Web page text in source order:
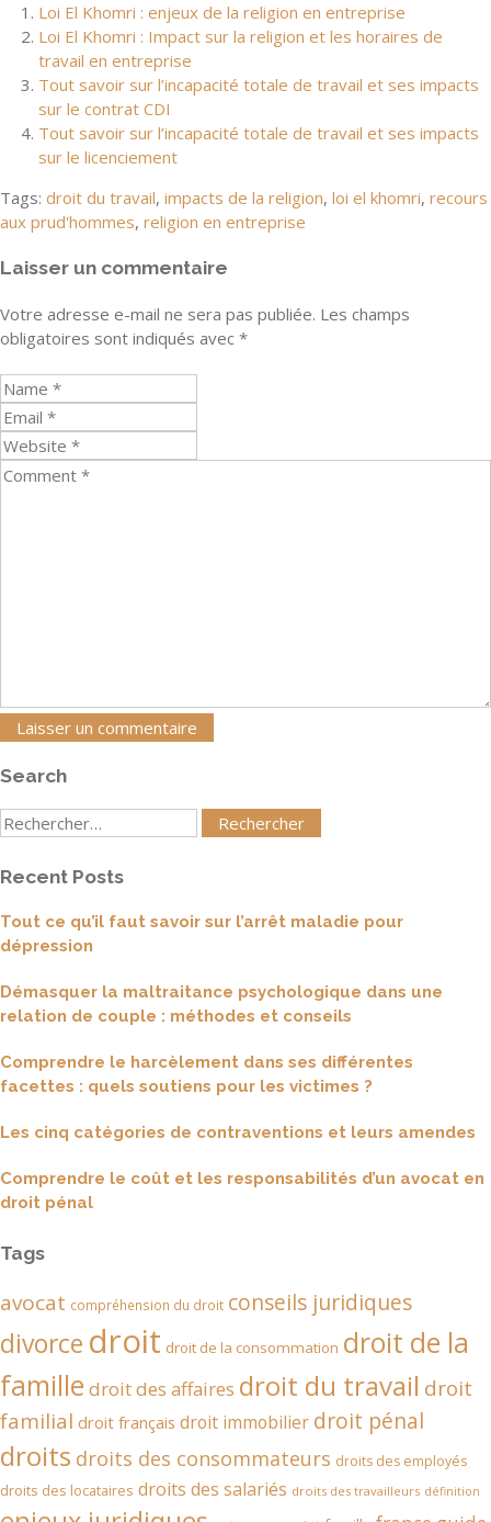
Loi El Khomri : enjeux de la religion en entreprise
Loi El Khomri : Impact sur la religion et les horaires de
travail en entreprise
Tout savoir sur l’incapacité totale de travail et ses impacts
sur le contrat CDI
Tout savoir sur l’incapacité totale de travail et ses impacts
sur le licenciement
Tags: droit du travail, impacts de la religion, loi el khomri, recours
aux prud'hommes, religion en entreprise
Laisser un commentaire
Votre adresse e-mail ne sera pas publiée. Les champs
obligatoires sont indiqués avec *
Search
Rechercher
Recent Posts
Tout ce qu’il faut savoir sur l’arrêt maladie pour
dépression
Démasquer la maltraitance psychologique dans une
relation de couple : méthodes et conseils
Comprendre le harcèlement dans ses différentes
facettes : quels soutiens pour les victimes ?
Les cinq catégories de contraventions et leurs amendes
Comprendre le coût et les responsabilités d’un avocat en
droit pénal
Tags
avocat compréhension du droit conseils juridiques
divorce droit droit de la consommation droit de la
famille droit des affaires droit du travail droit
familial droit français droit immobilier droit pénal
droits droits des consommateurs droits des employés
droits des locataires droits des salariés droits des travailleurs définition